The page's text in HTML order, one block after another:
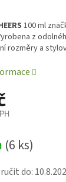
(6 ks)
do:
100 ml
z
rozměry a